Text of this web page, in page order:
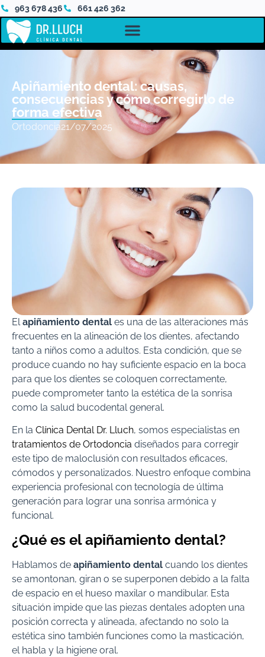
963 678 436 661 426 362
Apiñamiento dental: causas,
consecuencias y cómo corregirlo de
forma efectiva
Ortodoncia21/07/2025
Elapiñamiento dental es una de las alteraciones más
frecuentes en la alineación de los dientes, afectando
tanto a niños como a adultos. Esta condición, que se
produce cuando no hay suficiente espacio en la boca
para que los dientes se coloquen correctamente,
puede comprometer tanto la estética de la sonrisa
como la salud bucodental general.
En la Clínica Dental Dr. Lluch, somos especialistas en
tratamientos de Ortodoncia diseñados para corregir
este tipo de maloclusión con resultados eficaces,
cómodos y personalizados. Nuestro enfoque combina
experiencia profesional con tecnología de última
generación para lograr una sonrisa armónica y
funcional.
¿Qué es el apiñamiento dental?
Hablamos de apiñamiento dental cuando los dientes
se amontonan, giran o se superponen debido a la falta
de espacio en el hueso maxilar o mandibular. Esta
situación impide que las piezas dentales adopten una
posición correcta y alineada, afectando no solo la
estética sino también funciones como la masticación,
el habla y la higiene oral.